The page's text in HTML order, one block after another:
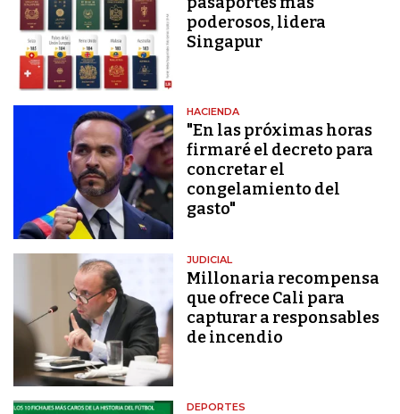
poderosos, lidera
Singapur
HACIENDA
"En las próximas horas
firmaré el decreto para
concretar el
congelamiento del
gasto"
JUDICIAL
Millonaria recompensa
que ofrece Cali para
capturar a responsables
de incendio
DEPORTES